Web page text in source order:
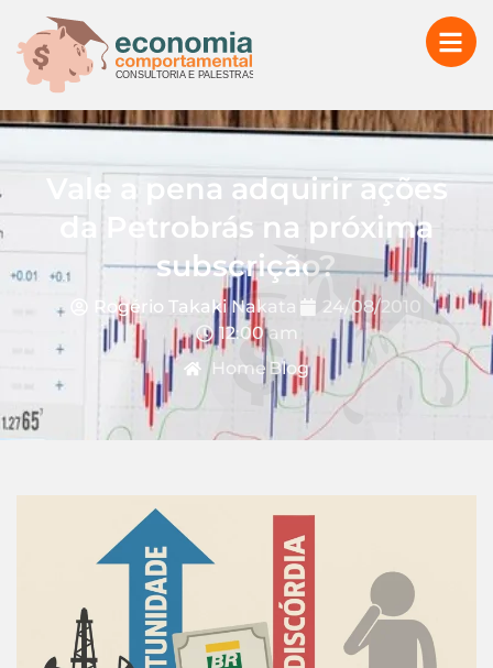
Vale a pena adquirir ações
da Petrobrás na próxima
subscrição?
Rogério Takaki Nakata
24/08/2010
12:00 am
Home Blog